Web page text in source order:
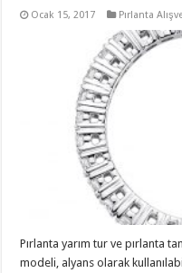
Ocak 15, 2017 Pırlanta
Pırlanta yarım tur ve pırlanta
modeli, alyans olarak